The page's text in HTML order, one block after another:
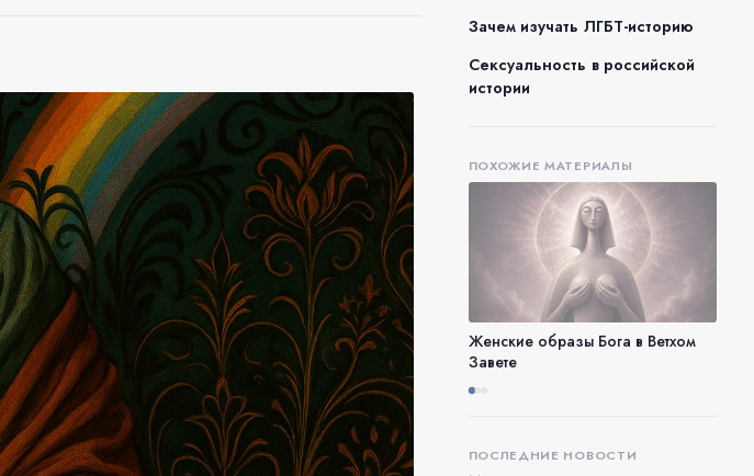
Зачем изучать ЛГБТ-историю
Сексуальность в российской
истории
ПОХОЖИЕ МАТЕРИАЛЫ
Женские образы Бога в Ветхом
Завете
ПОСЛЕДНИЕ НОВОСТИ